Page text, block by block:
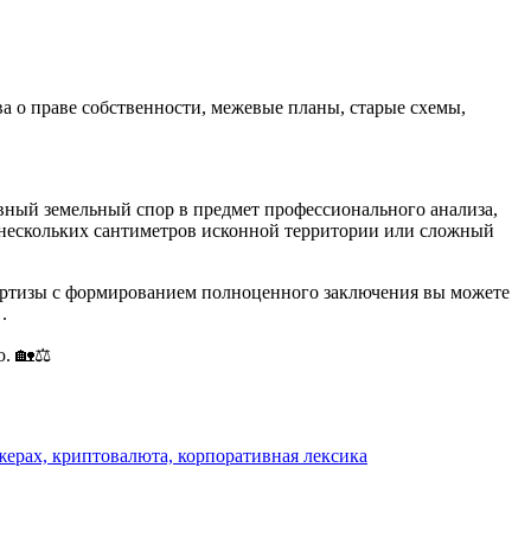
о праве собственности, межевые планы, старые схемы,
земельный спор в предмет профессионального анализа,
сантиметров исконной территории или сложный
с формированием полноценного заключения вы можете
🏡⚖️
криптовалюта, корпоративная лексика